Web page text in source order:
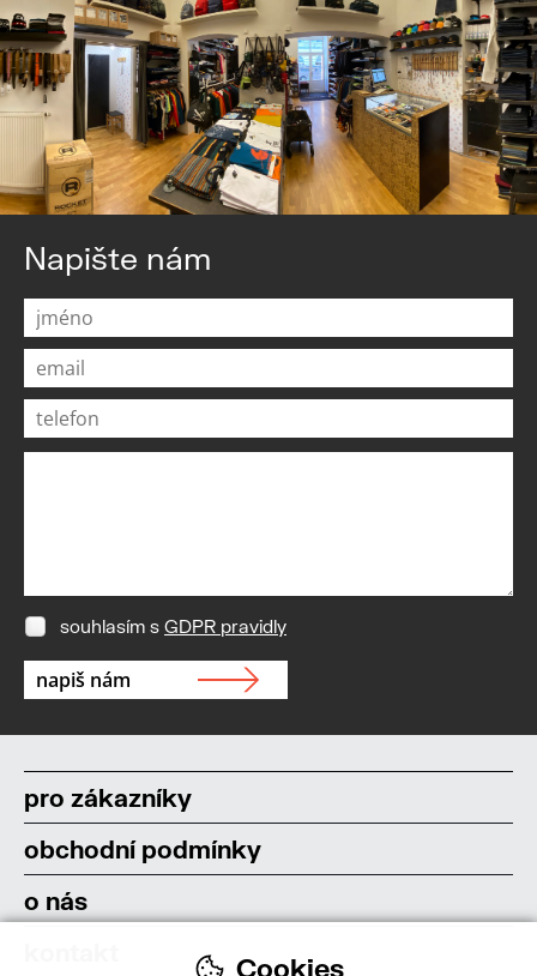
Napište nám
souhlasím s GDPR pravidly
pro zákazníky
obchodní podmínky
o nás
Cookies